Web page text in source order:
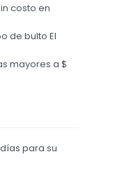
costo en
de bulto El
mayores a $
para su